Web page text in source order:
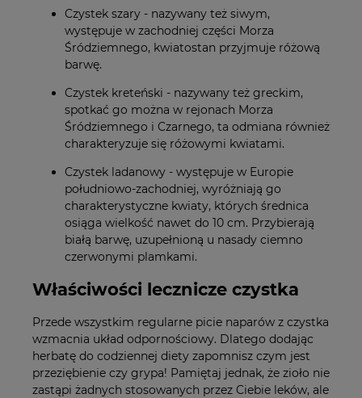
Czystek szary - nazywany też siwym,
występuje w zachodniej części Morza
Śródziemnego, kwiatostan przyjmuje różową
barwę.
Czystek kreteński - nazywany też greckim,
spotkać go można w rejonach Morza
Śródziemnego i Czarnego, ta odmiana również
charakteryzuje się różowymi kwiatami.
Czystek ladanowy - występuje w Europie
południowo-zachodniej, wyróżniają go
charakterystyczne kwiaty, których średnica
osiąga wielkość nawet do 10 cm. Przybierają
białą barwę, uzupełnioną u nasady ciemno
czerwonymi plamkami.
Właściwości lecznicze czystka
Przede wszystkim regularne picie naparów z czystka
wzmacnia układ odpornościowy. Dlatego dodając
herbatę do codziennej diety zapomnisz czym jest
przeziębienie czy grypa! Pamiętaj jednak, że zioło nie
zastąpi żadnych stosowanych przez Ciebie leków, ale